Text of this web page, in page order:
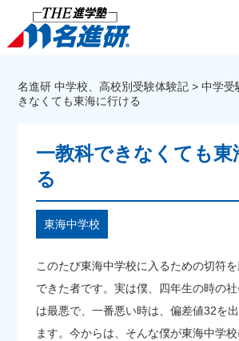
名進研 中学校、高校別受験体験記 >中学受
きなくても東海に行ける
一教科できなくても東
る
東海中学校
このたび東海中学校に入るための切符
できた者です。実は僕、四年生の時の
は最悪で、一番悪い時は、偏差値32を
ます。今からは、そんな僕が東海中学